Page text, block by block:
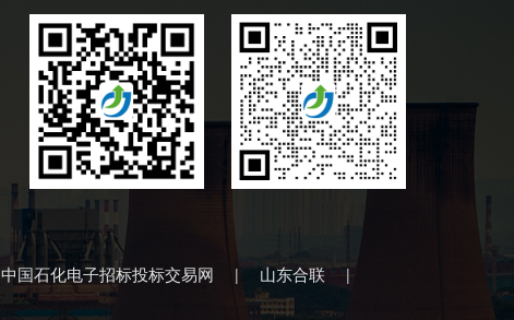
中国石化电子招标投标交易网 | 山东合联 |